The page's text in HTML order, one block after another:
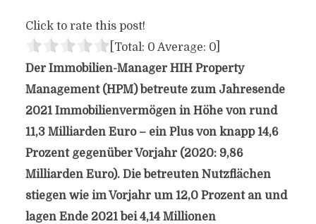
Click to rate this post!
[Total: 0 Average: 0]
Der Immobilien-Manager HIH Property
Management (HPM) betreute zum Jahresende
2021 Immobilienvermögen in Höhe von rund
11,3 Milliarden Euro – ein Plus von knapp 14,6
Prozent gegenüber Vorjahr (2020: 9,86
Milliarden Euro). Die betreuten Nutzflächen
stiegen wie im Vorjahr um 12,0 Prozent an und
lagen Ende 2021 bei 4,14 Millionen